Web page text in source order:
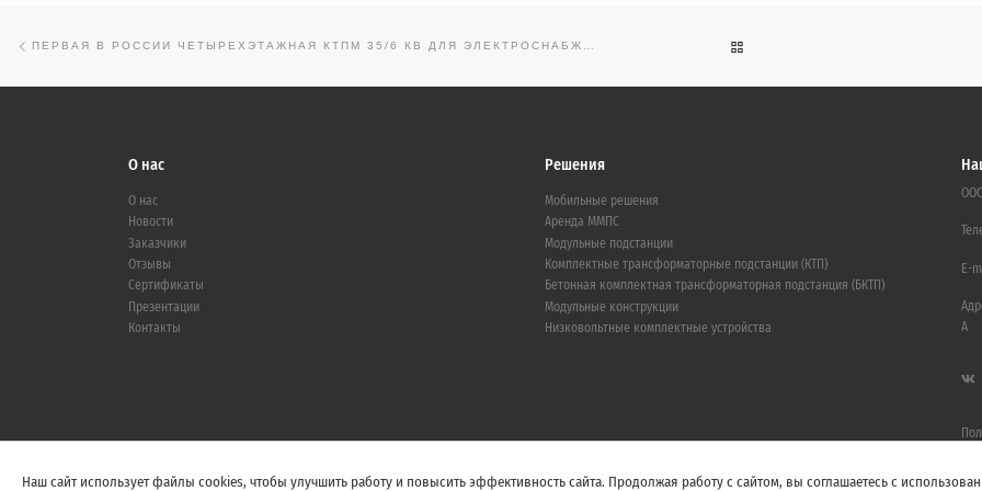
О нас
О нас
Новости
Заказчики
Отзывы
Сертификаты
Презентации
Контакты
Решения
Мобильные решения
Аренда ММПС
Модульные подстанции
Комплектные трансформаторные подстанции (КТП)
Бетонная комплектная трансформаторная подстанция (БКТП)
Модульные конструкции
Низковольтные комплектные устройства
E-
А
Наш сайт использует файлы cookies, чтобы улучшить работу и повысить эффективность сайта. Продолжая работу с сайтом, вы соглашаетесь с